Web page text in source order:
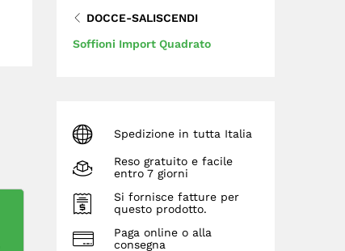
DOCCE-SALISCENDI
Soffioni Import Quadrato
Spedizione in tutta Italia
Reso gratuito e facile
entro 7 giorni
Si fornisce fatture per
questo prodotto.
Paga online o alla
consegna